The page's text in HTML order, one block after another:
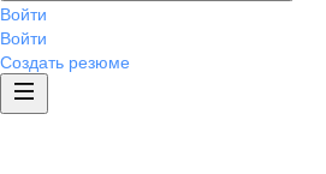
Войти
Войти
Создать резюме